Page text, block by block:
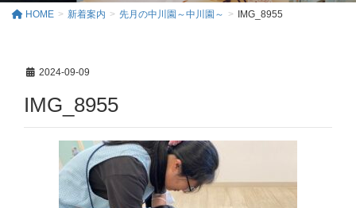
HOME 新着案内 先月の中川園～中川園～ IMG_8955
2024-09-09
IMG_8955